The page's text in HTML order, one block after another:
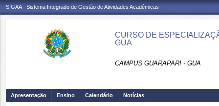
SIGAA - Sistema Integrado de Gestão de Atividades Acadêmicas
CURSO DE
GUA
CAMPUS GUARAPARI - GUA
Apresentação Ensino Calendário Notícias